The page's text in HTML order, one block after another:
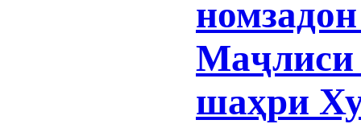
Маҷлиси
шаҳри